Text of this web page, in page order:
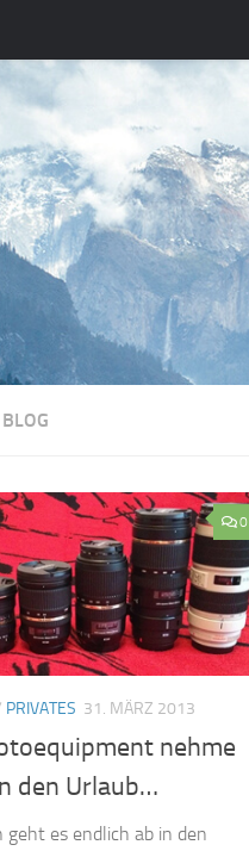
BLOG
0
PRIVATES 31. MÄRZ 2013
nehme
den Urlaub…
geht es endlich ab in den